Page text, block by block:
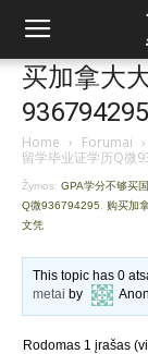
买加拿大
Home › Forumai ›
留学毕业证学历Q微
Žymos: GPA学分不够买
Q微936794295
购买加
文凭
This topic has 0
metai by
Rodomas 1 įrašas